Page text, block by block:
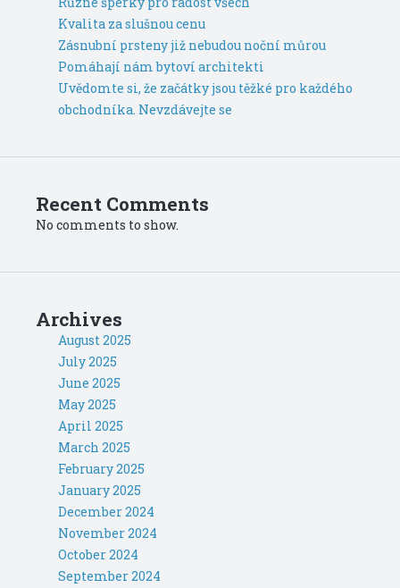
Kvalita za slušnou cenu
Zásnubní prsteny již nebudou noční můrou
Pomáhají nám bytoví architekti
Uvědomte si, že začátky jsou těžké pro každého
obchodníka. Nevzdávejte se
Recent Comments
No comments to show.
Archives
August 2025
July 2025
June 2025
May 2025
April 2025
March 2025
February 2025
January 2025
December 2024
November 2024
October 2024
September 2024